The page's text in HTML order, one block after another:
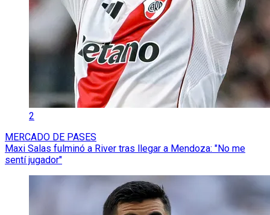
2
MERCADO DE PASES
Maxi Salas fulminó a River tras llegar a Mendoza: "No me
sentí jugador"